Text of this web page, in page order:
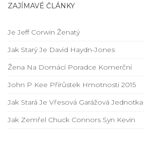
ZAJÍMAVÉ ČLÁNKY
Je Jeff Corwin Ženatý
Jak Starý Je David Haydn-Jones
Žena Na Domácí Poradce Komerční
John P Kee Přírůstek Hmotnosti 2015
Jak Stará Je Vřesová Garážová Jednotka
Jak Zemřel Chuck Connors Syn Kevin